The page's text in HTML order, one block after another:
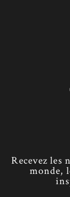
Recevez les
monde,